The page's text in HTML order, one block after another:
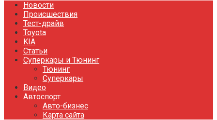
Новости
Происшествия
Тест-драйв
Toyota
KIA
Статьи
Суперкары и Тюнинг
Тюнинг
Суперкары
Видео
Автоспорт
Авто-бизнес
Карта сайта